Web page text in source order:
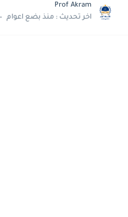
Prof Akram
اخر تحديث : منذ بضع اعوام